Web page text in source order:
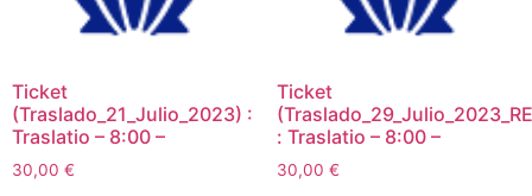
Ticket
(Traslado_21_Julio_2023) :
Traslatio – 8:00 –
30,00 €
Ticket
: Traslatio – 8:00 –
30,00 €